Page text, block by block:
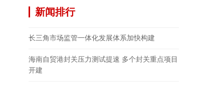
新闻排行
长三角市场监管一体化发展体系加快构建
海南自贸港封关压力测试提速 多个封关重点项目
开建